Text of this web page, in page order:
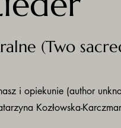
(Two
i opiekunie (author
Kozłowska-